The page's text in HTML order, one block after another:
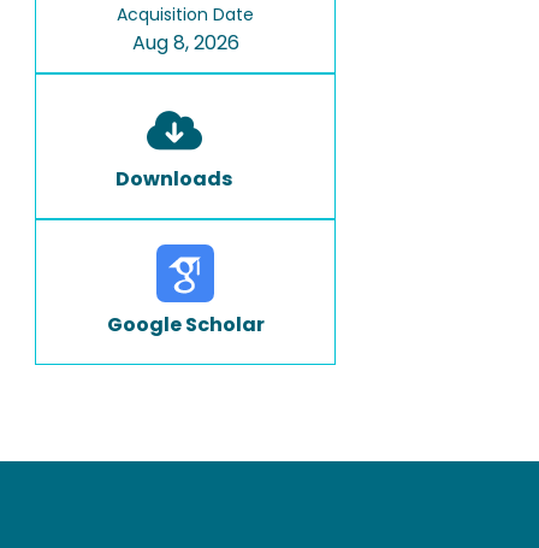
Acquisition Date
Aug 8, 2026
Downloads
Google Scholar